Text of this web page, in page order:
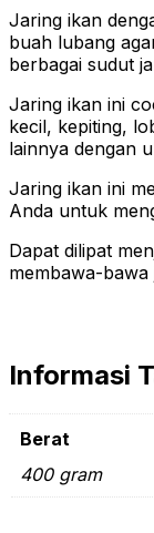
Jaring ikan
buah lubang
berbagai sudut
Jaring ikan ini
kecil, kepiting,
lainnya dengan
Jaring ikan ini
Anda untuk
Dapat dilipat
membawa-bawa
Informasi
Berat
400 gram